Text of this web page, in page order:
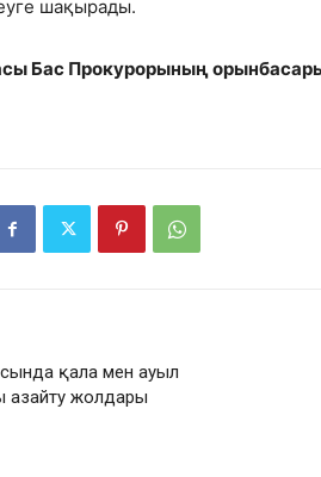
шақырады.
Бас Прокурорының
қала мен ауыл
азайту жолдары